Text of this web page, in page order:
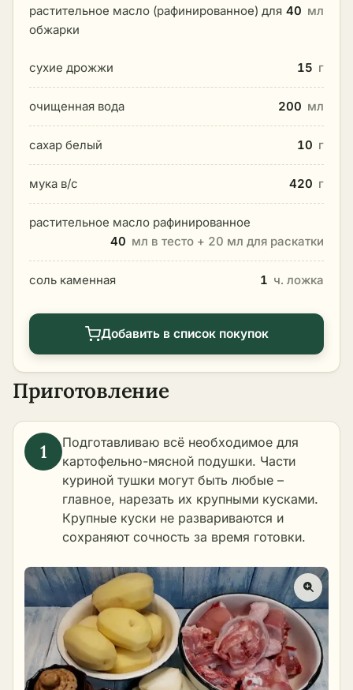
растительное масло (рафинированное) для
обжарки
40 мл
сухие дрожжи 15 г
очищенная вода 200 мл
сахар белый 10 г
мука в/с 420 г
растительное масло рафинированное
40 мл в тесто + 20 мл для раскатки
соль каменная 1 ч. ложка
Добавить в список покупок
Приготовление
Подготавливаю всё необходимое для
картофельно-мясной подушки. Части
куриной тушки могут быть любые –
главное, нарезать их крупными кусками.
Крупные куски не развариваются и
сохраняют сочность за время готовки.